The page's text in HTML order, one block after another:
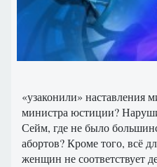
«узаконили» наставления
министра юстиции?
Сейм, где не было
абортов? Кроме того, всё
женщин не соответствует